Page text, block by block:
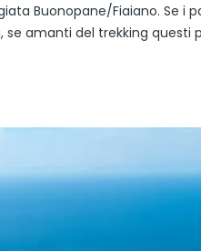
Buonopane/Fiaiano. Se i
se amanti del trekking questi